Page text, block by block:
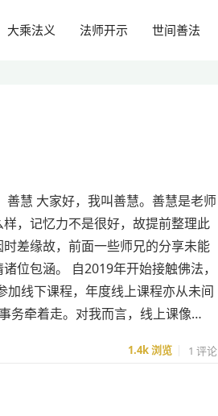
大乘法义 法师开示 世间善法
慧 大家好，我叫善慧。善慧是老师
，记忆力不是很好，故提前整理此
差缘故，前面一些师兄的分享未能
位包涵。 自2019年开始接触佛法，
线下课程，年度线上课程亦从未间
务牵着走。对我而言，线上课像…
1.4k浏览 1 评论